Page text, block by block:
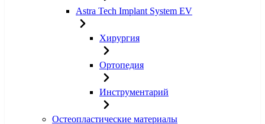
Astra Tech Implant System EV
Хирургия
Ортопедия
Инструментарий
Остеопластические материалы